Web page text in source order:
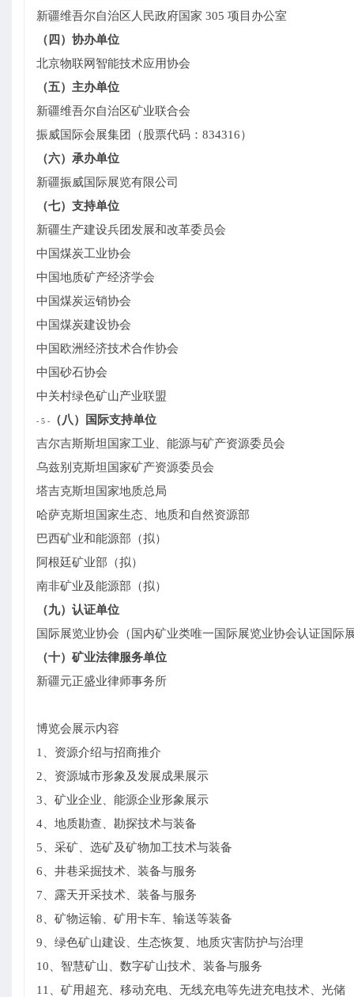
新疆维吾尔自治区人民政府国家 305 项目办公室
（四）协办单位
北京物联网智能技术应用协会
（五）主办单位
新疆维吾尔自治区矿业联合会
振威国际会展集团（股票代码：834316）
（六）承办单位
新疆振威国际展览有限公司
（七）支持单位
新疆生产建设兵团发展和改革委员会
中国煤炭工业协会
中国地质矿产经济学会
中国煤炭运销协会
中国煤炭建设协会
中国欧洲经济技术合作协会
中国砂石协会
中关村绿色矿山产业联盟
- 5 -
（八）国际支持单位
吉尔吉斯斯坦国家工业、能源与矿产资源委员会
乌兹别克斯坦国家矿产资源委员会
塔吉克斯坦国家地质总局
哈萨克斯坦国家生态、地质和自然资源部
巴西矿业和能源部（拟）
阿根廷矿业部（拟）
南非矿业及能源部（拟）
（九）认证单位
国际展览业协会（国内矿业类唯一国际展览业协会认证国际
（十）矿业法律服务单位
新疆元正盛业律师事务所
博览会展示内容
1、资源介绍与招商推介
2、资源城市形象及发展成果展示
3、矿业企业、能源企业形象展示
4、地质勘查、勘探技术与装备
5、采矿、选矿及矿物加工技术与装备
6、井巷采掘技术、装备与服务
7、露天开采技术、装备与服务
8、矿物运输、矿用卡车、输送等装备
9、绿色矿山建设、生态恢复、地质灾害防护与治理
10、智慧矿山、数字矿山技术、装备与服务
11、矿用超充、移动充电、无线充电等先进充电技术、光储